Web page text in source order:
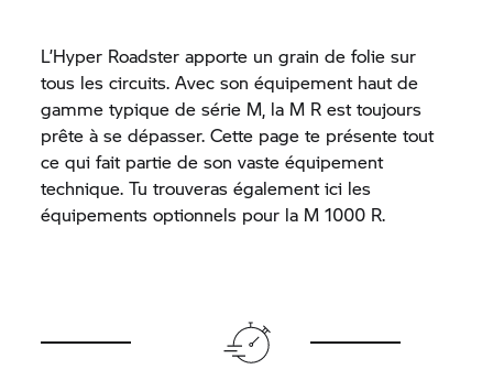
L’Hyper Roadster apporte un grain de folie sur
tous les circuits. Avec son équipement haut de
gamme typique de série M, la M R est toujours
prête à se dépasser. Cette page te présente tout
ce qui fait partie de son vaste équipement
technique. Tu trouveras également ici les
équipements optionnels pour la M 1000 R.